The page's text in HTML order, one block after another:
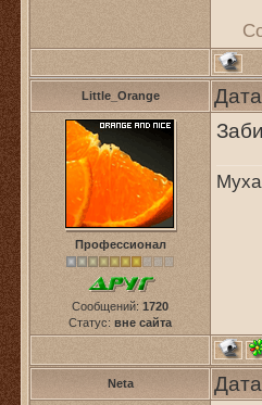
Little_Orange
Профессионал
Сообщений: 1720
Статус: вне сайта
Neta